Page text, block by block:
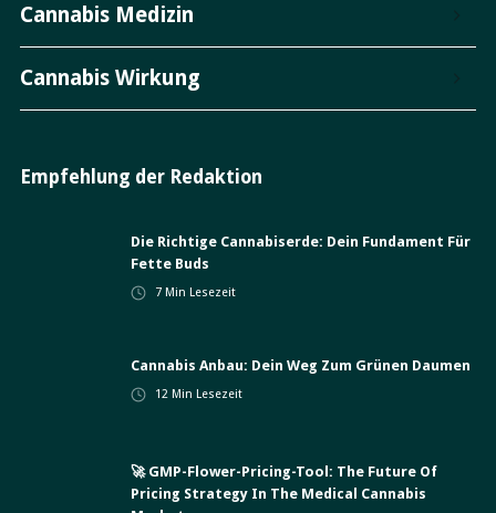
Cannabis Medizin
Cannabis Wirkung
Empfehlung der Redaktion
Die Richtige Cannabiserde: Dein Fundament Für
Fette Buds
7 Min Lesezeit
Cannabis Anbau: Dein Weg Zum Grünen Daumen
12 Min Lesezeit
🚀 GMP-Flower-Pricing-Tool: The Future Of
Pricing Strategy In The Medical Cannabis